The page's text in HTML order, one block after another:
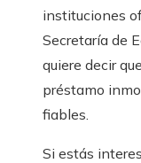
instituciones
Secretaría de
quiere decir
préstamo
fiables.
Si estás